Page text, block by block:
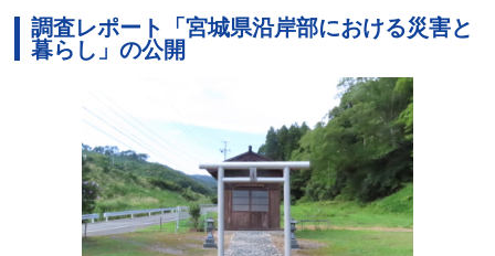
調査レポート「宮城県沿岸部における災害と
暮らし」の公開